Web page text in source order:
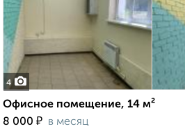
4
Офисное помещение, 14 м²
8 000 ₽ в месяц